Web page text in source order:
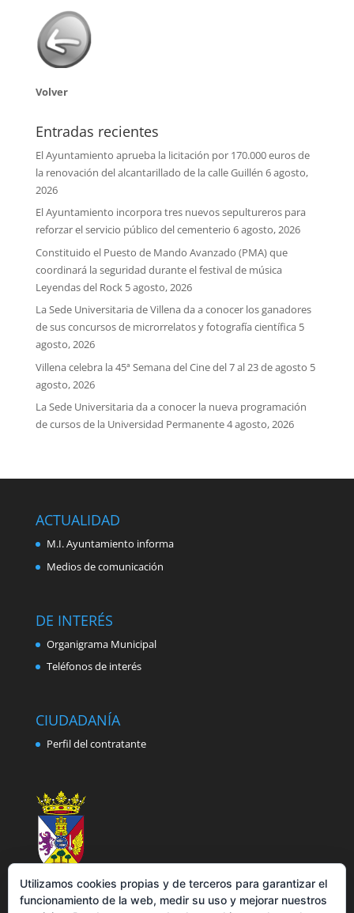
Volver
Entradas recientes
El Ayuntamiento aprueba la licitación por 170.000 euros de
la renovación del alcantarillado de la calle Guillén 6 agosto,
2026
El Ayuntamiento incorpora tres nuevos sepultureros para
reforzar el servicio público del cementerio 6 agosto, 2026
Constituido el Puesto de Mando Avanzado (PMA) que
coordinará la seguridad durante el festival de música
Leyendas del Rock 5 agosto, 2026
La Sede Universitaria de Villena da a conocer los ganadores
de sus concursos de microrrelatos y fotografía científica 5
agosto, 2026
Villena celebra la 45ª Semana del Cine del 7 al 23 de agosto 5
agosto, 2026
La Sede Universitaria da a conocer la nueva programación
de cursos de la Universidad Permanente4 agosto, 2026
ACTUALIDAD
M.I. Ayuntamiento informa
Medios de comunicación
DE INTERÉS
Organigrama Municipal
Teléfonos de interés
CIUDADANÍA
Perfil del contratante
Utilizamos cookies propias y de terceros para garantizar el
funcionamiento de la web, medir su uso y mejorar nuestros